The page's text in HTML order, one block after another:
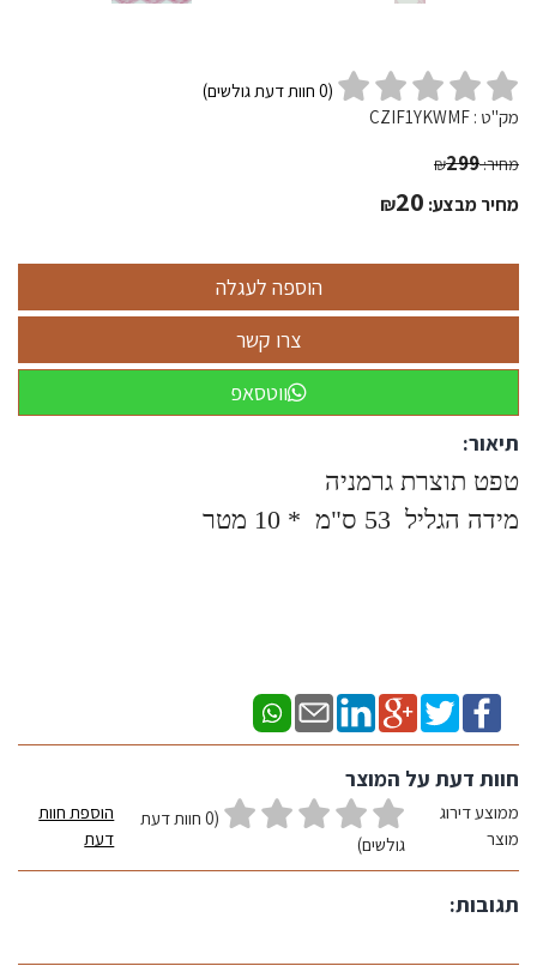
(
0 חוות דעת גולשים)
מק"ט : CZIF1YKWMF
מחיר: ₪299
מחיר מבצע: ₪20
ווטסאפ
תיאור:
טפט תוצרת גרמניה
מידה הגליל 53 ס"מ * 10 מטר
חוות דעת על המוצר
ממוצע דירוג
מוצר
(0 חוות דעת
גולשים)
הוספת חוות
דעת
תגובות: